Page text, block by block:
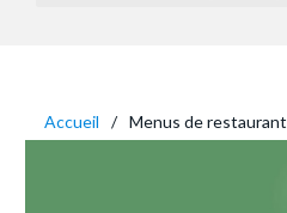
Accueil Menus de restaurant